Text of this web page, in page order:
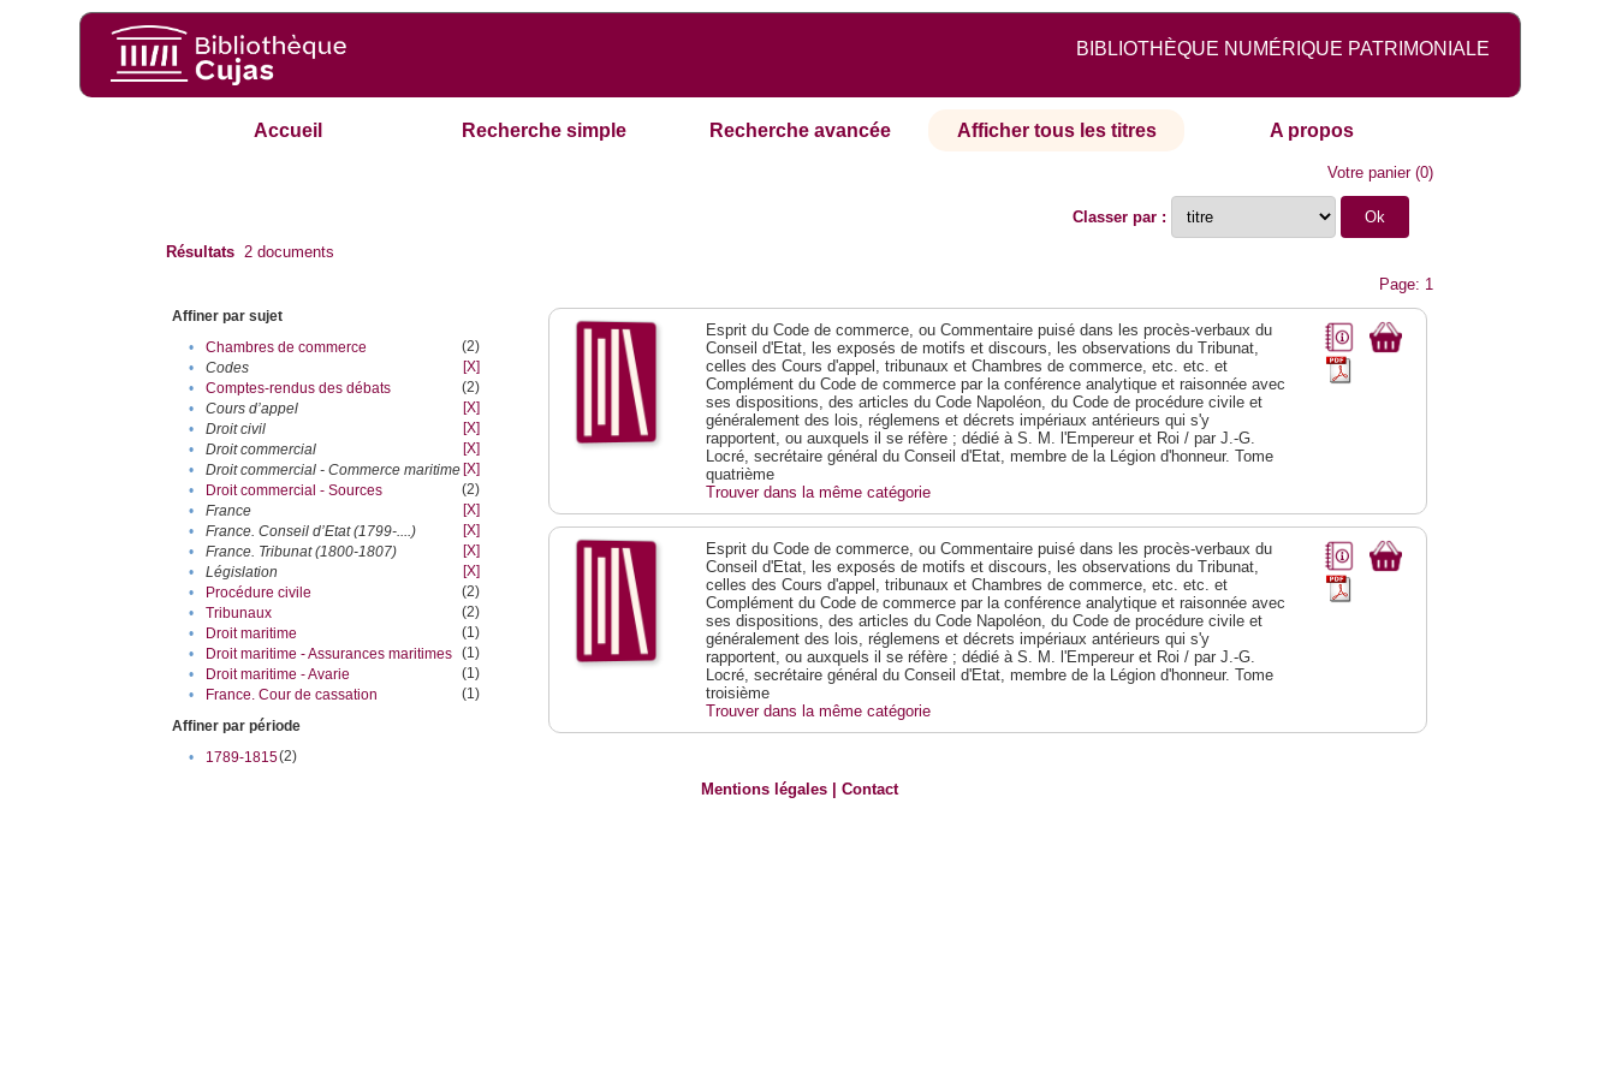
BIBLIOTHÈQUE NUMÉRIQUE PATRIMONIALE
Accueil Recherche simple Recherche avancée Afficher tous les titres A propos
Votre panier(0)
Classer par :
Résultats 2 documents
Page: 1
Affiner par sujet
•
Chambres de commerce
(2)
•
Codes
[X]
•
Comptes-rendus des débats
(2)
•
Cours d’appel
[X]
•
Droit civil
[X]
•
Droit commercial
[X]
•
Droit commercial - Commerce maritime [X]
•
Droit commercial - Sources
(2)
•
France
[X]
•
France. Conseil d’Etat (1799-....)
[X]
•
France. Tribunat (1800-1807)
[X]
•
Législation
[X]
•
Procédure civile
(2)
•
Tribunaux
(2)
•
Droit maritime
(1)
•
Droit maritime - Assurances maritimes (1)
•
Droit maritime - Avarie
(1)
•
France. Cour de cassation
(1)
Affiner par période
•
1789-1815(2)
Esprit du Code de commerce, ou Commentaire puisé dans les procès-verbaux du
Conseil d'Etat, les exposés de motifs et discours, les observations du Tribunat,
celles des Cours d'appel, tribunaux et Chambres de commerce, etc. etc. et
Complément du Code de commerce par la conférence analytique et raisonnée avec
ses dispositions, des articles du Code Napoléon, du Code de procédure civile et
généralement des lois, réglemens et décrets impériaux antérieurs qui s'y
rapportent, ou auxquels il se réfère ; dédié à S. M. l'Empereur et Roi / par J.-G.
Locré, secrétaire général du Conseil d'Etat, membre de la Légion d'honneur. Tome
quatrième
Trouver dans la même catégorie
Esprit du Code de commerce, ou Commentaire puisé dans les procès-verbaux du
Conseil d'Etat, les exposés de motifs et discours, les observations du Tribunat,
celles des Cours d'appel, tribunaux et Chambres de commerce, etc. etc. et
Complément du Code de commerce par la conférence analytique et raisonnée avec
ses dispositions, des articles du Code Napoléon, du Code de procédure civile et
généralement des lois, réglemens et décrets impériaux antérieurs qui s'y
rapportent, ou auxquels il se réfère ; dédié à S. M. l'Empereur et Roi / par J.-G.
Locré, secrétaire général du Conseil d'Etat, membre de la Légion d'honneur. Tome
troisième
Trouver dans la même catégorie
Mentions légales |Contact